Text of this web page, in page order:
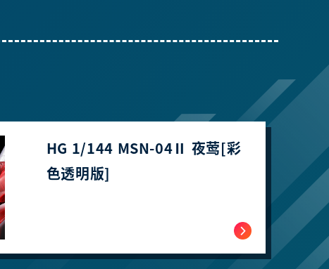
HG 1/144 MSN-04Ⅱ 夜莺[彩
色透明版]